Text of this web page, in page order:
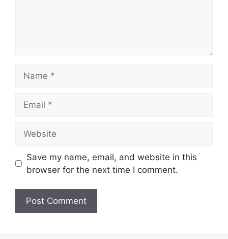
Save my name, email, and website in this
browser for the next time I comment.